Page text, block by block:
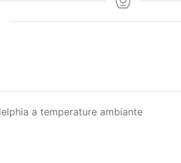
a temperature ambiante